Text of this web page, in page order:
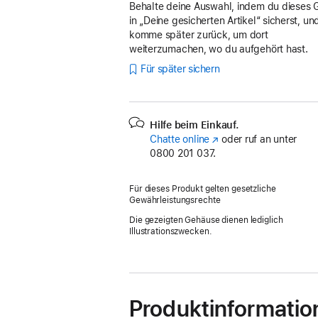
Behalte deine Auswahl, indem du dieses
in „Deine gesicherten Artikel“ sicherst,
komme später zurück, um dort
weiterzumachen, wo du aufgehört hast.
Für später sichern
Hilfe beim Einkauf.
Chatte online (Öffnet
ein
oder ruf an unter
0800 201 037.
Für dieses Produkt gelten gesetzliche
Gewährleistungsrechte
Die gezeigten Gehäuse dienen lediglich
Illustrationszwecken.